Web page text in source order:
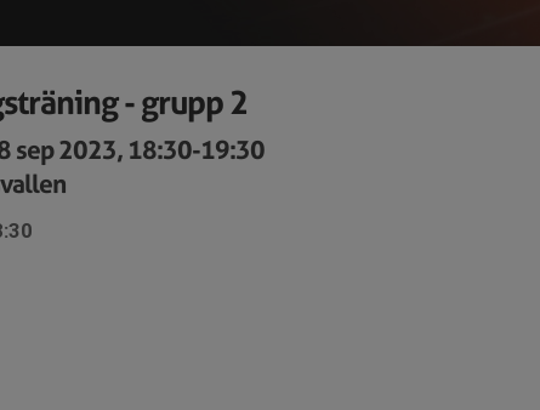
- grupp 2
sep 2023, 18:30-19:30